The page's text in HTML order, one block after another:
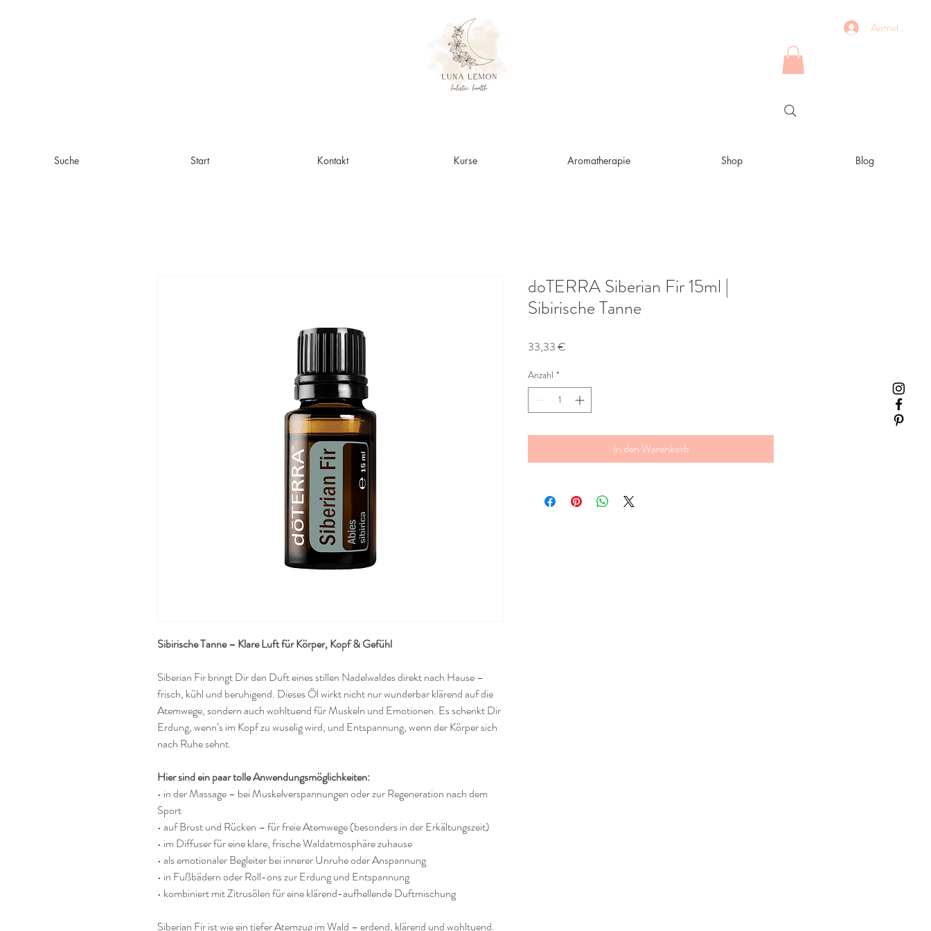
Anmelden
Suche Start Kontakt Kurse Aromatherapie Shop Blog
Sibirische Tanne – Klare Luft für Körper, Kopf & Gefühl
Siberian Fir bringt Dir den Duft eines stillen Nadelwaldes direkt nach Hause –
frisch, kühl und beruhigend. Dieses Öl wirkt nicht nur wunderbar klärend auf die
Atemwege, sondern auch wohltuend für Muskeln und Emotionen. Es schenkt Dir
Erdung, wenn’s im Kopf zu wuselig wird, und Entspannung, wenn der Körper sich
nach Ruhe sehnt.
Hier sind ein paar tolle Anwendungsmöglichkeiten:
• in der Massage – bei Muskelverspannungen oder zur Regeneration nach dem
Sport
• auf Brust und Rücken – für freie Atemwege (besonders in der Erkältungszeit)
• im Diffuser für eine klare, frische Waldatmosphäre zuhause
• als emotionaler Begleiter bei innerer Unruhe oder Anspannung
• in Fußbädern oder Roll-ons zur Erdung und Entspannung
• kombiniert mit Zitrusölen für eine klärend-aufhellende Duftmischung
Siberian Fir ist wie ein tiefer Atemzug im Wald – erdend, klärend und wohltuend.
doTERRA Siberian Fir 15ml |
Sibirische Tanne
33,33 €
Anzahl *
In den Warenkorb